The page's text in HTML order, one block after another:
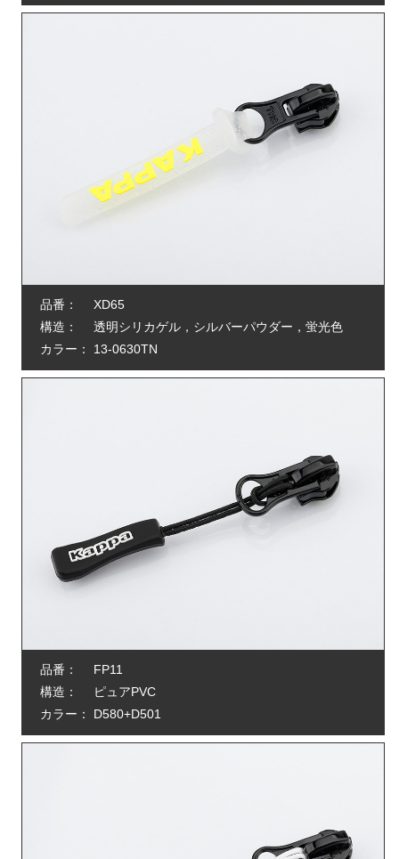
品番：
XD65
構造：
透明シリカゲル，シルバーパウダー，蛍光色
カラー：
13-0630TN
品番：
FP11
構造：
ピュアPVC
カラー：
D580+D501